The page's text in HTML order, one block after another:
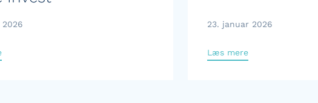
2026 23. januar 2026
Læs mere